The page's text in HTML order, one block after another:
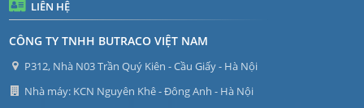
LIÊN HỆ
CÔNG TY TNHH BUTRACO VIỆT NAM
P312, Nhà N03 Trần Quý Kiên - Cầu Giấy - Hà Nội
Nhà máy: KCN Nguyên Khê - Đông Anh - Hà Nội